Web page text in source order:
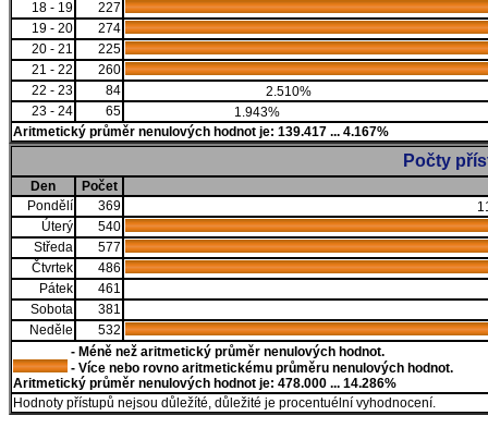
18 - 19
227
19 - 20
274
20 - 21
225
21 - 22
260
22 - 23
84
2.510%
23 - 24
65
1.943%
Aritmetický průměr nenulových hodnot je: 139.417 ... 4.167%
Počty
Den
Počet
Pondělí
369
Úterý
540
Středa
577
Čtvrtek
486
Pátek
461
Sobota
381
Neděle
532
- Méně než aritmetický průměr nenulových hodnot.
- Více nebo rovno aritmetickému průměru nenulových hodnot.
Aritmetický průměr nenulových hodnot je: 478.000 ... 14.286%
Hodnoty přístupů nejsou důležíté, důležité je procentuélní vyhodnocení.